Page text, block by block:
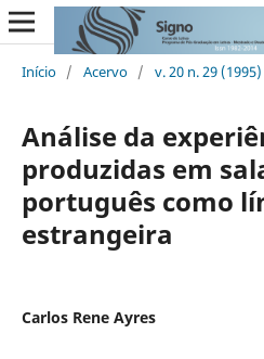
Início / Acervo / v. 20 n. 29 (1995)
Análise da
produzidas em
português como
estrangeira
Carlos Rene Ayres